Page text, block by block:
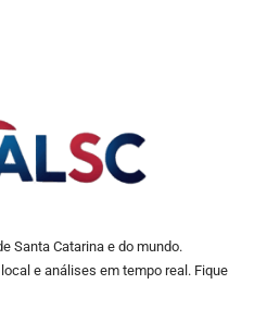
Santa Catarina e do mundo.
e análises em tempo real. Fique